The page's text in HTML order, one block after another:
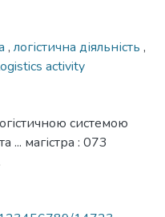
, логістична діяльність ,
activity
системою
... магістра : 073